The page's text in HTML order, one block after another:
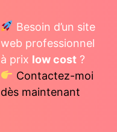
Besoin d’un site
web professionnel
à prix low cost ?
Contactez-moi
dès maintenant